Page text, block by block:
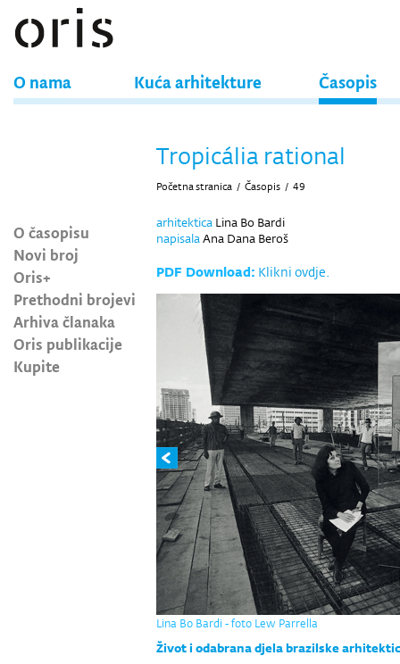
O nama Kuća arhitekture Časopis
O časopisu
Novi broj
Oris+
Prethodni brojevi
Arhiva članaka
Oris publikacije
Kupite
Tropicália rational
Početna stranica / Časopis / 49
arhitektica Lina Bo Bardi
napisalaAna Dana Beroš
PDF Download: Klikni ovdje.
Lina Bo Bardi - foto Lew Parrella
Život i odabrana djela brazilske